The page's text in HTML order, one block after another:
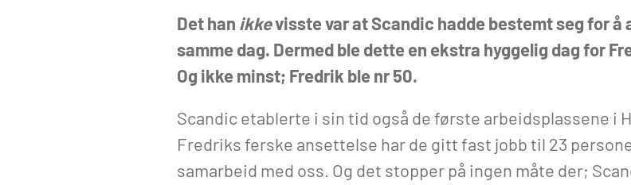
Det han ikkevisste var at Scandic hadde bestemt seg for å
samme dag. Dermed ble dette en ekstra hyggelig dag for
Og ikke minst; Fredrik ble nr 50.
Scandic etablerte i sin tid også de første arbeidsplassene i
Fredriks ferske ansettelse har de gitt fast jobb til 23
samarbeid med oss. Og det stopper på ingen måte der;